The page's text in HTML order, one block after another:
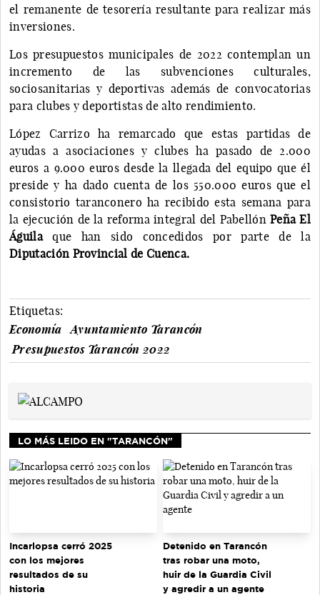
el remanente de tesorería resultante para realizar más
inversiones.
Los presupuestos municipales de 2022 contemplan un
incremento de las subvenciones culturales,
sociosanitarias y deportivas además de convocatorias
para clubes y deportistas de alto rendimiento.
López Carrizo ha remarcado que estas partidas de
ayudas a asociaciones y clubes ha pasado de 2.000
euros a 9.000 euros desde la llegada del equipo que él
preside y ha dado cuenta de los 550.000 euros que el
consistorio taranconero ha recibido esta semana para
la ejecución de la reforma integral del PabellónPeña El
Águilaque han sido concedidos por parte de la
Diputación Provincial de Cuenca.
Etiquetas:
Economía
Ayuntamiento Tarancón
Presupuestos Tarancón 2022
LO MÁS LEIDO EN "TARANCÓN"
Incarlopsa cerró 2025
con los mejores
resultados de su
historia
Detenido en Tarancón
tras robar una moto,
huir de la Guardia Civil
y agredir a un agente